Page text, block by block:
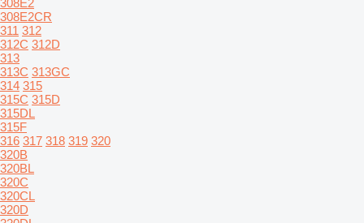
308E2
308E2CR
311 312
312C 312D
313
313C 313GC
314 315
315C 315D
315DL
315F
316 317 318 319 320
320B
320BL
320C
320CL
320D